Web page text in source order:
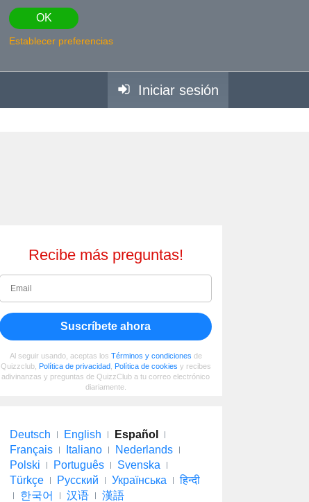
OK
Establecer preferencias
Iniciar sesión
Recibe más preguntas!
Suscríbete ahora
Al seguir usando, aceptas los Términos y condiciones de
Quizzclub, Política de privacidad, Política de cookies y recibes
adivinanzas y preguntas de QuizzClub a tu correo electrónico
diariamente.
Deutsch English
Español
Français
Italiano
Nederlands
Polski
Português
Svenska
Türkçe
Русский Українська
हिन्दी
한국어
汉语 漢語